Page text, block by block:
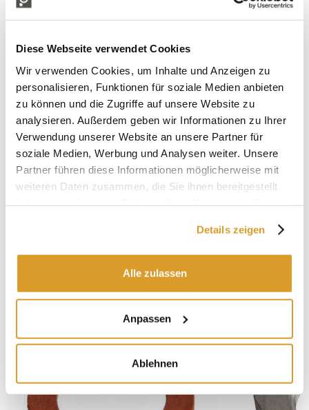
Diese Webseite verwendet Cookies
Wir verwenden Cookies, um Inhalte und Anzeigen zu
personalisieren, Funktionen für soziale Medien anbieten
zu können und die Zugriffe auf unsere Website zu
analysieren. Außerdem geben wir Informationen zu Ihrer
Verwendung unserer Website an unsere Partner für
soziale Medien, Werbung und Analysen weiter. Unsere
Partner führen diese Informationen möglicherweise mit
weiteren Daten zusammen, die Sie ihnen bereitgestellt
Details zeigen
Alle zulassen
Anpassen
Ablehnen
IN VERBINDUNG STEHENDE PRODUKTE